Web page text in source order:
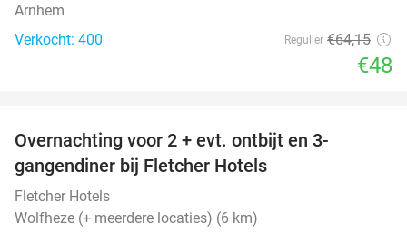
Arnhem
Verkocht: 400
Regulier €64,15
€48
Overnachting voor 2 + evt. ontbijt en 3-
gangendiner bij Fletcher Hotels
Fletcher Hotels
Wolfheze (+ meerdere locaties) (6 km)